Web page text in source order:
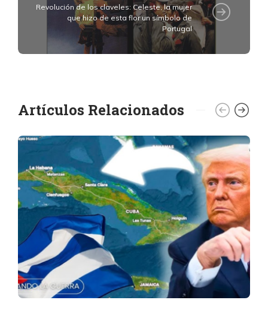
Revolución de los claveles: Celeste, la mujer
que hizo de esta flor un símbolo de
Portugal
Artículos Relacionados